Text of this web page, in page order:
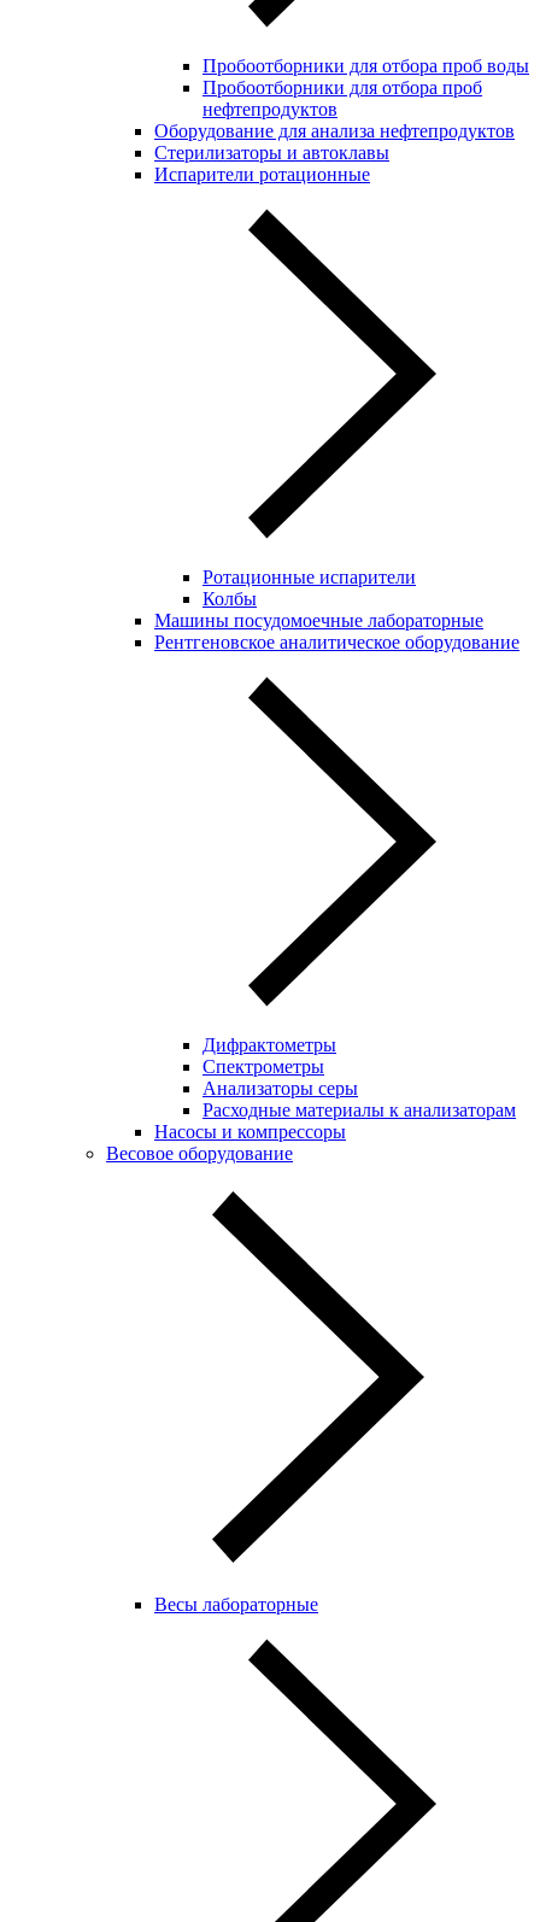
Пробоотборники для отбора проб воды
Пробоотборники для отбора проб
нефтепродуктов
Оборудование для анализа нефтепродуктов
Стерилизаторы и автоклавы
Испарители ротационные
Ротационные испарители
Колбы
Машины посудомоечные лабораторные
Рентгеновское аналитическое оборудование
Дифрактометры
Спектрометры
Анализаторы серы
Расходные материалы к анализаторам
Насосы и компрессоры
Весовое оборудование
Весы лабораторные